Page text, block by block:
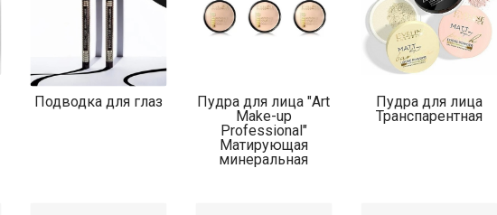
Подводка для глаз
Пудра для лица "Art
Make-up
Professional"
Матирующая
минеральная
Пудра для лица
Транспарентная